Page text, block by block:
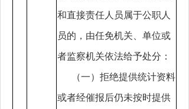
和直接责任人员属于公职人
员的，由任免机关、单位或
者监察机关依法给予处分：
（一）拒绝提供统计资料
或者经催报后仍未按时提供